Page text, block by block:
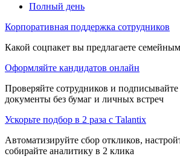
Полный день
Корпоративная поддержка сотрудников
Какой соцпакет вы предлагаете
Оформляйте кандидатов онлайн
Проверяйте сотрудников и
документы без бумаг и личных встреч
Ускорьте подбор в 2 раза с Talantix
Автоматизируйте сбор откликов,
собирайте аналитику в 2 клика